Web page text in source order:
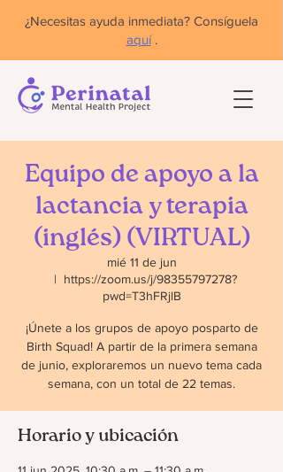
¿Necesitas ayuda inmediata? Consíguela
aquí.
Equipo de apoyo a la
lactancia y terapia
(inglés) (VIRTUAL)
mié 11 de jun
  |
https://zoom.us/j/98355797278?
pwd=T3hFRjlB
¡Únete a los grupos de apoyo posparto de
Birth Squad! A partir de la primera semana
de junio, exploraremos un nuevo tema cada
semana, con un total de 22 temas.
Horario y ubicación